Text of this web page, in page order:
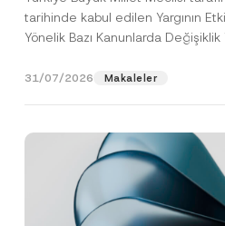
tarihinde kabul edilen Yargının
Yönelik Bazı Kanunlarda Değişiklik
31/07/2026 Makaleler